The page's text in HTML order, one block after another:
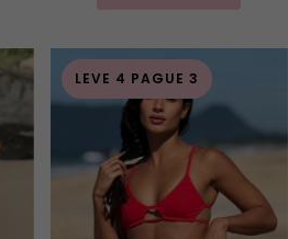
LEVE 4 PAGUE 3